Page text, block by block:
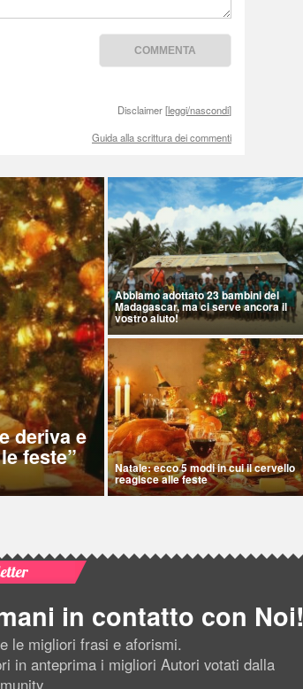
Disclaimer [leggi/nascondi]
Guida alla scrittura dei commenti
deriva e
feste”
Abbiamo adottato 23 bambini del
Madagascar, ma ci serve ancora il
vostro aiuto!
Natale: ecco 5 modi in cui il cervello
reagisce alle feste
in contatto con Noi!
le migliori frasi e aforismi.
in anteprima i migliori Autori votati dalla